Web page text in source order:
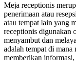
Meja receptionis
penerimaan atau
atau tempat lain yang
receptionis digunakan
menyambut dan
adalah tempat di
memberikan informasi,